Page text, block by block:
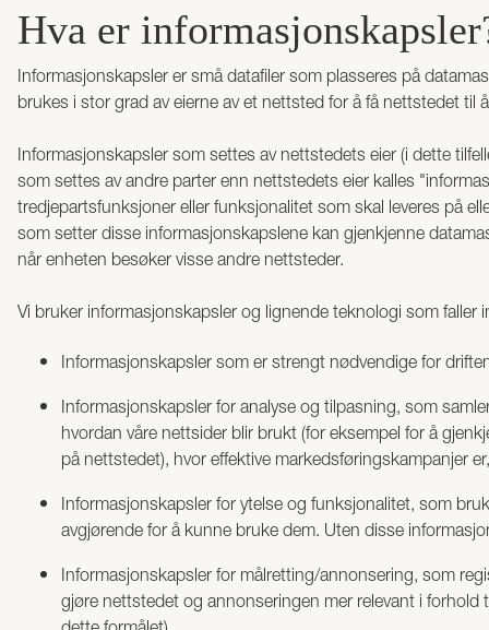
Hva er
Informasjonskapsler er små datafiler som plasseres på
brukes i stor grad av eierne av et nettsted for å få nettstedet til
Informasjonskapsler som settes av nettstedets eier (i dette
som settes av andre parter enn nettstedets eier kalles
tredjepartsfunksjoner eller funksjonalitet som skal leveres på
som setter disse informasjonskapslene kan gjenkjenne
når enheten besøker visse andre nettsteder.
Vi bruker informasjonskapsler og lignende teknologi som faller
Informasjonskapsler som er strengt nødvendige for
Informasjonskapsler for analyse og tilpasning, som
hvordan våre nettsider blir brukt (for eksempel for å
på nettstedet), hvor effektive markedsføringskampanjer
Informasjonskapsler for ytelse og funksjonalitet, som
avgjørende for å kunne bruke dem. Uten disse
Informasjonskapsler for målretting/annonsering, som
gjøre nettstedet og annonseringen mer relevant i forhold